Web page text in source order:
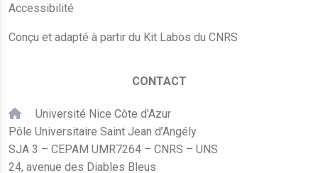
Accessibilité
Conçu et adapté à partir du Kit Labos du CNRS
CONTACT
Université Nice Côte d'Azur
Pôle Universitaire Saint Jean d’Angély
SJA 3 – CEPAM UMR7264 – CNRS – UNS
24, avenue des Diables Bleus